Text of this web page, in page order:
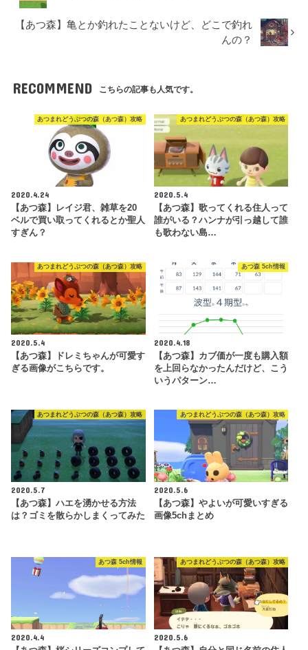
【あつ森】亀とか釣れたことないけど、どこで釣れ
んの？
RECOMMEND こちらの記事も人気です。
あつまれどうぶつの森（あつ森）攻略
2020.4.24
【あつ森】レイジ君、雑草を20
ベルで買い取ってくれるとか聖人
すぎん？
あつまれどうぶつの森（あつ森）攻略
2020.5.4
【あつ森】歌ってくれる住人って
誰がいる？ハンナが引っ越して誰
も歌わない島…
あつまれどうぶつの森（あつ森）攻略
2020.5.4
【あつ森】ドレミちゃんが可愛す
ぎる画像がこちらです。
あつ森 5ch情報
2020.4.18
【あつ森】カブ価が一度も購入額
を上回らなかったんだけど、こう
いうパターン…
あつまれどうぶつの森（あつ森）攻略
2020.5.7
【あつ森】ハエを湧かせる方法
は？ゴミを散らかしまくってみた
あつまれどうぶつの森（あつ森）攻略
2020.5.6
【あつ森】やよいが可愛いすぎる
画像5chまとめ
あつ森 5ch情報
2020.4.4
あつまれどうぶつの森（あつ森）攻略
2020.5.6